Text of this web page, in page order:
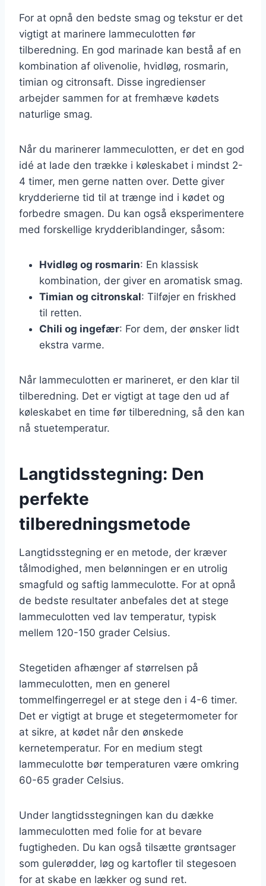
For at opnå den bedste smag og tekstur er det
vigtigt at marinere lammeculotten før
tilberedning. En god marinade kan bestå af en
kombination af olivenolie, hvidløg, rosmarin,
timian og citronsaft. Disse ingredienser
arbejder sammen for at fremhæve kødets
naturlige smag.
Når du marinerer lammeculotten, er det en god
idé at lade den trække i køleskabet i mindst 2-
4 timer, men gerne natten over. Dette giver
krydderierne tid til at trænge ind i kødet og
forbedre smagen. Du kan også eksperimentere
med forskellige krydderiblandinger, såsom:
Hvidløg og rosmarin: En klassisk
kombination, der giver en aromatisk smag.
Timian og citronskal: Tilføjer en friskhed
til retten.
Chili og ingefær: For dem, der ønsker lidt
ekstra varme.
Når lammeculotten er marineret, er den klar til
tilberedning. Det er vigtigt at tage den ud af
køleskabet en time før tilberedning, så den kan
nå stuetemperatur.
Langtidsstegning: Den
perfekte
tilberedningsmetode
Langtidsstegning er en metode, der kræver
tålmodighed, men belønningen er en utrolig
smagfuld og saftig lammeculotte. For at opnå
de bedste resultater anbefales det at stege
lammeculotten ved lav temperatur, typisk
mellem 120-150 grader Celsius.
Stegetiden afhænger af størrelsen på
lammeculotten, men en generel
tommelfingerregel er at stege den i 4-6 timer.
Det er vigtigt at bruge et stegetermometer for
at sikre, at kødet når den ønskede
kernetemperatur. For en medium stegt
lammeculotte bør temperaturen være omkring
60-65 grader Celsius.
Under langtidsstegningen kan du dække
lammeculotten med folie for at bevare
fugtigheden. Du kan også tilsætte grøntsager
som gulerødder, løg og kartofler til stegesoen
for at skabe en lækker og sund ret.